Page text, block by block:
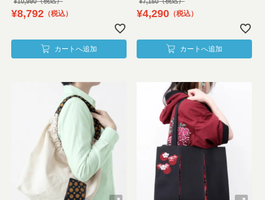
¥8,792 税込
カートへ追加
¥4,290 税込
カートへ追加